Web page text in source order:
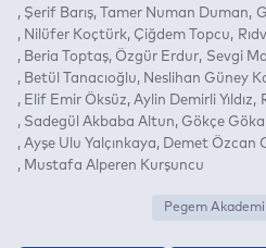
Şerif Barış
Tamer Numan Duman
Nilüfer Koçtürk Çiğdem Topcu
Beria Toptaş Özgür Erdur Sevgi
Betül Tanacıoğlu
Neslihan Güney
Elif Emir Öksüz Aylin Demirli Yıldız
Sadegül Akbaba Altun
Gökçe
Ayşe Ulu Yalçınkaya
Demet Özcan
Mustafa Alperen Kurşuncu
Pegem Akademi